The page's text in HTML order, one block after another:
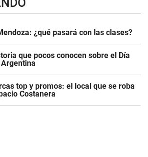
¿qué pasará con las clases?
que pocos conocen sobre el Día
top y promos: el local que se roba
Costanera